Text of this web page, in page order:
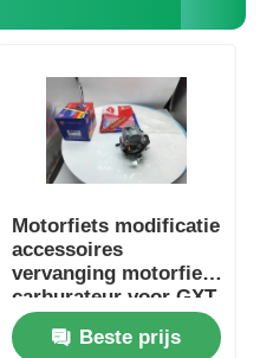
Motorfiets modificatie
accessoires
vervanging motorfiets
carburateur voor GXT
Model CB125
Beste prijs